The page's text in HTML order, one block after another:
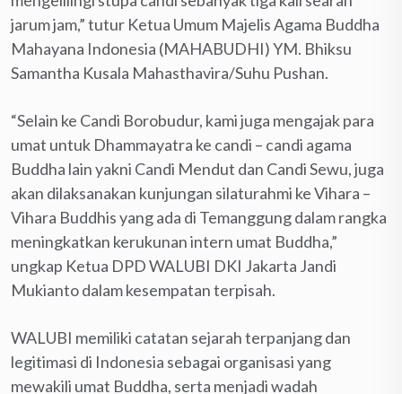
jarum jam,” tutur Ketua Umum Majelis Agama Buddha
Mahayana Indonesia (MAHABUDHI) YM. Bhiksu
Samantha Kusala Mahasthavira/Suhu Pushan.
“Selain ke Candi Borobudur, kami juga mengajak para
umat untuk Dhammayatra ke candi – candi agama
Buddha lain yakni Candi Mendut dan Candi Sewu, juga
akan dilaksanakan kunjungan silaturahmi ke Vihara –
Vihara Buddhis yang ada di Temanggung dalam rangka
meningkatkan kerukunan intern umat Buddha,”
ungkap Ketua DPD WALUBI DKI Jakarta Jandi
Mukianto dalam kesempatan terpisah.
WALUBI memiliki catatan sejarah terpanjang dan
legitimasi di Indonesia sebagai organisasi yang
mewakili umat Buddha, serta menjadi wadah